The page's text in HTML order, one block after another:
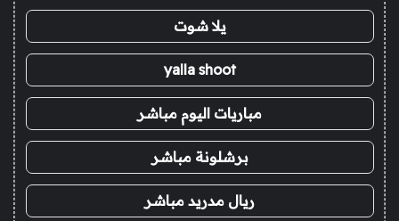
يلا شوت
yalla shoot
مباريات اليوم مباشر
برشلونة مباشر
ريال مدريد مباشر